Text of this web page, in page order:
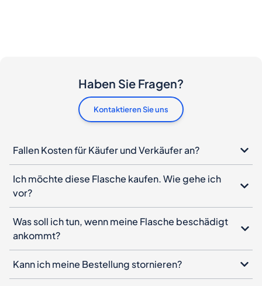
Haben Sie Fragen?
Kontaktieren Sie uns
Fallen Kosten für Käufer und Verkäufer an?
Ich möchte diese Flasche kaufen. Wie gehe ich
vor?
Was soll ich tun, wenn meine Flasche beschädigt
ankommt?
Kann ich meine Bestellung stornieren?